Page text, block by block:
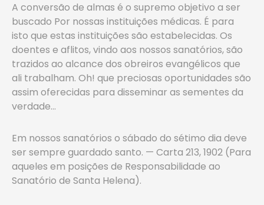
A conversão de almas é o supremo objetivo a ser
buscado Por nossas instituições médicas. É para
isto que estas instituições são estabelecidas. Os
doentes e aflitos, vindo aos nossos sanatórios, são
trazidos ao alcance dos obreiros evangélicos que
ali trabalham. Oh! que preciosas oportunidades são
assim oferecidas para disseminar as sementes da
verdade…
Em nossos sanatórios o sábado do sétimo dia deve
ser sempre guardado santo. — Carta 213, 1902 (Para
aqueles em posições de Responsabilidade ao
Sanatório de Santa Helena).